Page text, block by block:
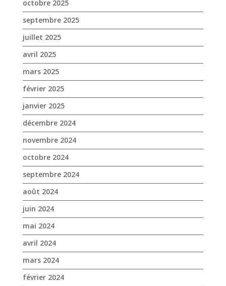
février 2025
janvier 2025
décembre 2024
novembre 2024
octobre 2024
septembre 2024
août 2024
juin 2024
mai 2024
avril 2024
mars 2024
février 2024
janvier 2024
décembre 2023
novembre 2023
octobre 2023
septembre 2023